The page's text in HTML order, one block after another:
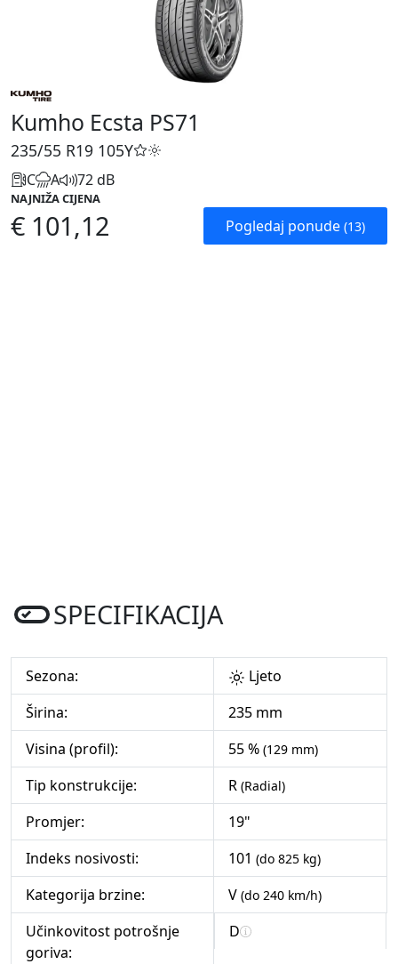
Kumho Ecsta PS71
235/55 R19 105Y
C A 72 dB
NAJNIŽA CIJENA
€ 101,12 Pogledaj ponude (13)
SPECIFIKACIJA
Sezona:
Ljeto
Širina:
235 mm
Visina (profil):
55 % (129 mm)
Tip konstrukcije: R (Radial)
Promjer:
19"
Indeks nosivosti:
101 (do 825 kg)
Kategorija brzine: V (do 240 km/h)
Učinkovitost potrošnje
goriva:
D